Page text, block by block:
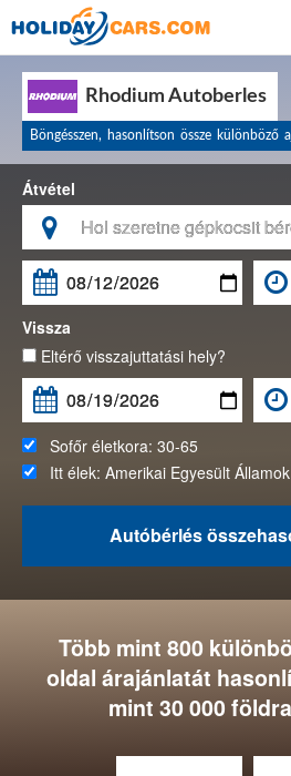
Rhodium Autoberles
Böngésszen, hasonlítson össze különböző
Átvétel

Vissza
Eltérő visszajuttatási hely?
Sofőr életkora: 30-65
Itt élek: Amerikai Egyesült Államok
Autóbérlés
Több mint 800
oldal árajánlatát
mint 30 000